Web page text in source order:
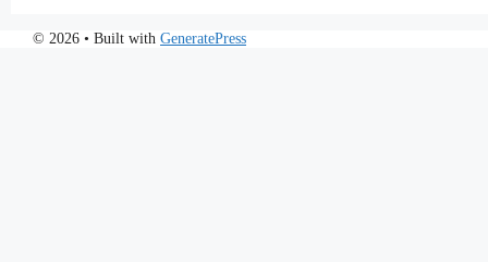
© 2026 • Built with GeneratePress